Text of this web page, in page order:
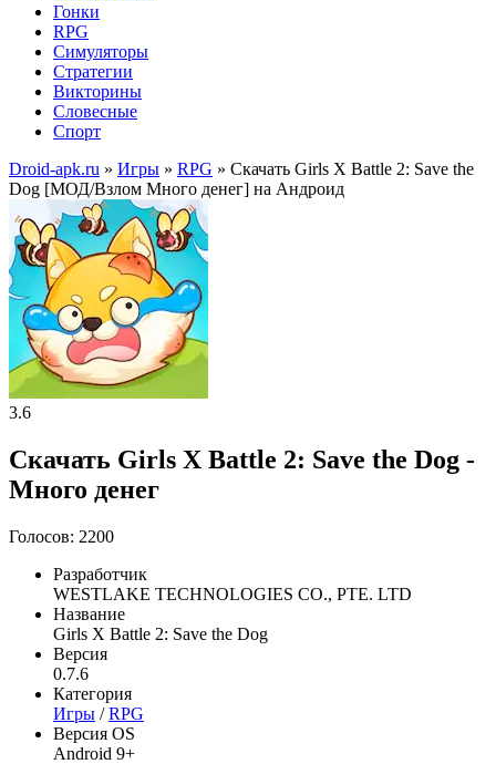
Гонки
RPG
Симуляторы
Стратегии
Викторины
Словесные
Спорт
Droid-apk.ru » Игры » RPG » Скачать Girls X Battle 2: Save the
Dog [МОД/Взлом Много денег] на Андроид
3.6
Скачать Girls X Battle 2: Save the Dog -
Много денег
Голосов: 2200
Разработчик
WESTLAKE TECHNOLOGIES CO., PTE. LTD
Название
Girls X Battle 2: Save the Dog
Версия
0.7.6
Категория
Игры /RPG
Версия OS
Android 9+